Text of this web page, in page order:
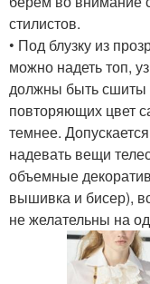
стилистов.
• Под блузку из
можно надеть топ,
должны быть сшиты
повторяющих цвет
темнее.
надевать вещи
объемные
вышивка и бисер),
не желательны на